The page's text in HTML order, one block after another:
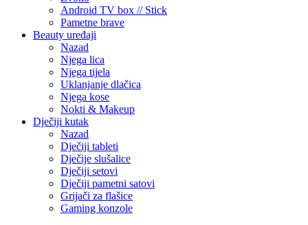
Android TV box // Stick
Pametne brave
Beauty uređaji
Nazad
Njega lica
Njega tijela
Uklanjanje dlačica
Njega kose
Nokti & Makeup
Dječiji kutak
Nazad
Dječiji tableti
Dječije slušalice
Dječiji setovi
Dječiji pametni satovi
Grijači za flašice
Gaming konzole